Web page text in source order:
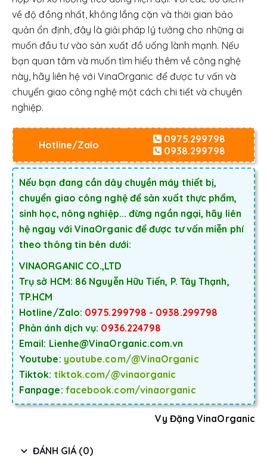
về độ đồng nhất, không lắng cặn và thời gian bảo
quản ổn định, đây là giải pháp lý tưởng cho những ai
muốn đầu tư vào sản xuất đồ uống lành mạnh. Nếu
bạn quan tâm và muốn tìm hiểu thêm về công nghệ
này, hãy liên hệ với VinaOrganic để được tư vấn và
chuyển giao công nghệ một cách chi tiết và chuyên
nghiệp.
Hotline/Zalo
0975.299798
0938.299798
Nếu bạn đang cần dây chuyền máy thiết bị,
chuyển giao công nghệ để sản xuất thực phẩm,
sinh học, nông nghiệp... đừng ngần ngại, hãy liên
hệ ngay với VinaOrganic để được tư vấn miễn phí
theo thông tin bên dưới:
VINAORGANIC CO.,LTD
Trụ sở HCM: 86 Nguyễn Hữu Tiến, P. Tây Thạnh,
TP.HCM
Hotline/Zalo: 0975.299798 - 0938.299798
Phản ánh dịch vụ: 0936.224798
Email: Lienhe@VinaOrganic.com.vn
Youtube: youtube.com/@VinaOrganic
Tiktok: tiktok.com/@vinaorganic
Fanpage: facebook.com/vinaorganic
Vy Đặng VinaOrganic
ĐÁNH GIÁ (0)